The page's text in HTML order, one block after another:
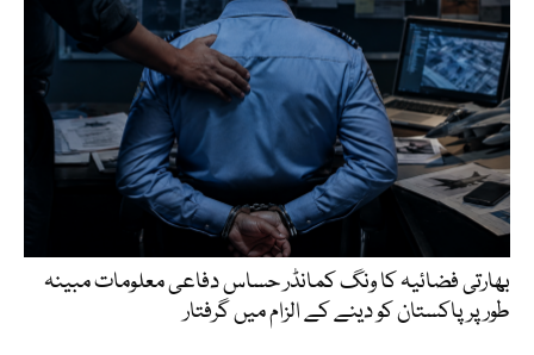
بھارتی فضائیہ کا ونگ کمانڈر حساس دفاعی معلومات مبینہ
طور پر پاکستان کو دینے کے الزام میں گرفتار